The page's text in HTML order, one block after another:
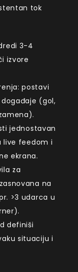
tok
3-4
izvore
postavi
(gol,
jednostavan
live feedom i
ekrana.
za
na
>3 udarca u
definiši
situaciju i